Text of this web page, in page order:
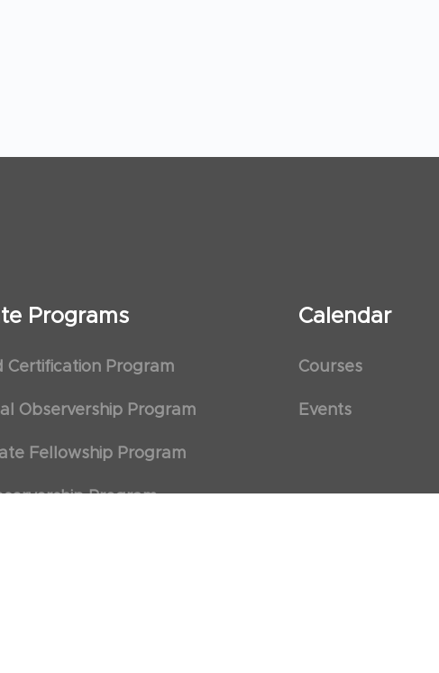
Programs
Certification Program
Observership Program
Fellowship Program
Program
Calendar
Courses
Events